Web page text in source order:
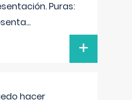
Puras:
...
+
hacer